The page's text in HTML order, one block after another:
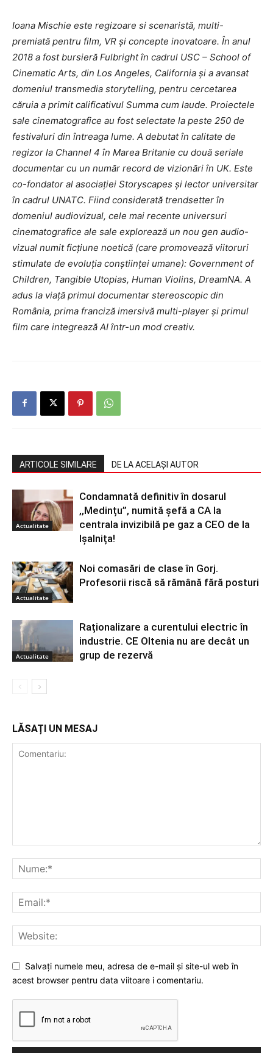
Ioana Mischie este regizoare si scenaristă, multi-
premiată pentru film, VR și concepte inovatoare. În anul
2018 a fost bursieră Fulbright în cadrul USC – School of
Cinematic Arts, din Los Angeles, California și a avansat
domeniul transmedia storytelling, pentru cercetarea
căruia a primit calificativul Summa cum laude. Proiectele
sale cinematografice au fost selectate la peste 250 de
festivaluri din întreaga lume. A debutat în calitate de
regizor la Channel 4 în Marea Britanie cu două seriale
documentar cu un număr record de vizionări în UK. Este
co-fondator al asociației Storyscapes și lector universitar
în cadrul UNATC. Fiind considerată trendsetter în
domeniul audiovizual, cele mai recente universuri
cinematografice ale sale explorează un nou gen audio-
vizual numit ficțiune noetică (care promovează viitoruri
stimulate de evoluția conștiinței umane): Government of
Children, Tangible Utopias, Human Violins, DreamNA. A
adus la viață primul documentar stereoscopic din
România, prima franciză imersivă multi-player și primul
film care integrează AI într-un mod creativ.
ARTICOLE SIMILARE DE LA ACELAȘI AUTOR
Actualitate
Condamnată definitiv în dosarul
,,Medințu”, numită șefă a CA la
centrala invizibilă pe gaz a CEO de la
Ișalnița!
Actualitate
Noi comasări de clase în Gorj.
Profesorii riscă să rămână fără posturi
Actualitate
Raționalizare a curentului electric în
industrie. CE Oltenia nu are decât un
grup de rezervă
LĂSAȚI UN MESAJ
Salvați numele meu, adresa de e-mail și site-ul web în
acest browser pentru data viitoare i comentariu.